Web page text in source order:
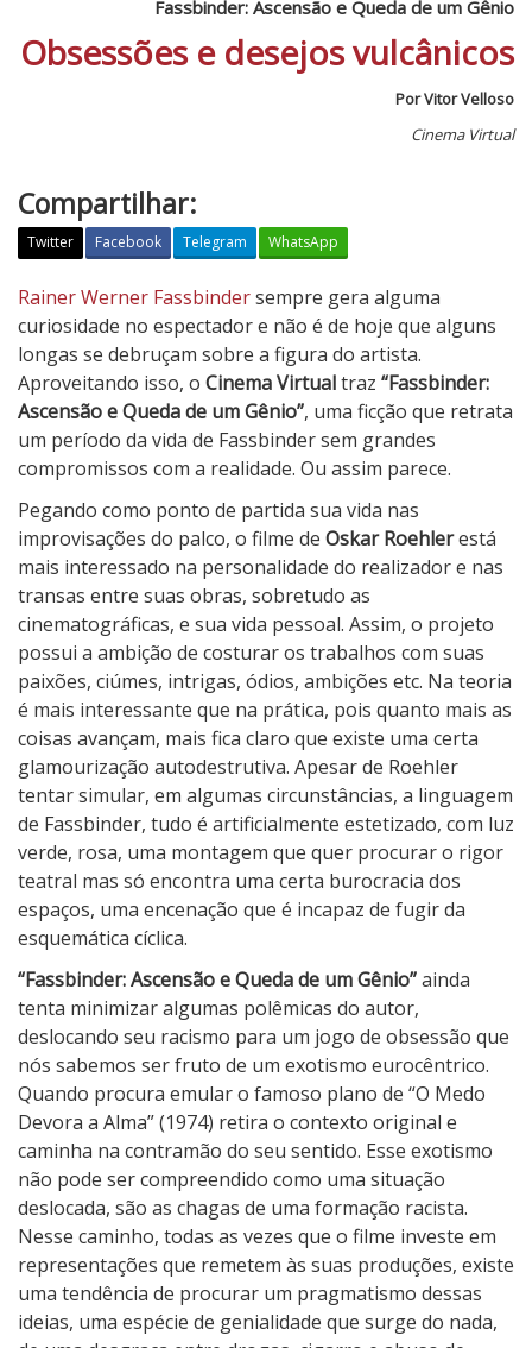
Fassbinder: Ascensão e Queda de um Gênio
Obsessões e desejos vulcânicos
Por Vitor Velloso
Cinema Virtual
Compartilhar:
Twitter Facebook Telegram WhatsApp
F
a
s
s
b
i
n
d
e
r
:
A
s
c
e
n
s
ã
o
e
Q
u
e
d
a
d
e
u
m
G
ê
n
i
o
Rainer Werner Fassbindersempre gera alguma
curiosidade no espectador e não é de hoje que alguns
longas se debruçam sobre a figura do artista.
Aproveitando isso, o Cinema Virtualtraz “Fassbinder:
Ascensão e Queda de um Gênio”, uma ficção que retrata
um período da vida de Fassbinder sem grandes
compromissos com a realidade. Ou assim parece.
Pegando como ponto de partida sua vida nas
improvisações do palco, o filme de Oskar Roehlerestá
mais interessado na personalidade do realizador e nas
transas entre suas obras, sobretudo as
cinematográficas, e sua vida pessoal. Assim, o projeto
possui a ambição de costurar os trabalhos com suas
paixões, ciúmes, intrigas, ódios, ambições etc. Na teoria
é mais interessante que na prática, pois quanto mais as
coisas avançam, mais fica claro que existe uma certa
glamourização autodestrutiva. Apesar de Roehler
tentar simular, em algumas circunstâncias, a linguagem
de Fassbinder, tudo é artificialmente estetizado, com luz
verde, rosa, uma montagem que quer procurar o rigor
teatral mas só encontra uma certa burocracia dos
espaços, uma encenação que é incapaz de fugir da
esquemática cíclica.
“Fassbinder: Ascensão e Queda de um Gênio”ainda
tenta minimizar algumas polêmicas do autor,
deslocando seu racismo para um jogo de obsessão que
nós sabemos ser fruto de um exotismo eurocêntrico.
Quando procura emular o famoso plano de “O Medo
Devora a Alma” (1974) retira o contexto original e
caminha na contramão do seu sentido. Esse exotismo
não pode ser compreendido como uma situação
deslocada, são as chagas de uma formação racista.
Nesse caminho, todas as vezes que o filme investe em
representações que remetem às suas produções, existe
uma tendência de procurar um pragmatismo dessas
ideias, uma espécie de genialidade que surge do nada,